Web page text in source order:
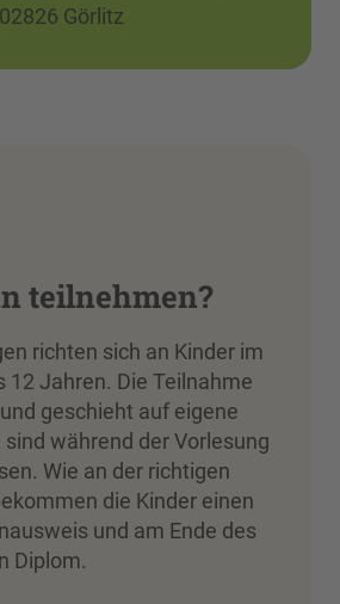
Görlitz
teilnehmen?
richten sich an Kinder im
12 Jahren. Die Teilnahme
geschieht auf eigene
sind während der Vorlesung
Wie an der richtigen
die Kinder einen
und am Ende des
Diplom.